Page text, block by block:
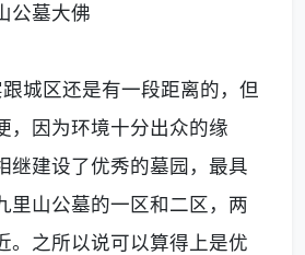
公墓大佛
城区还是有一段距离的，但
，因为环境十分出众的缘
继建设了优秀的墓园，最具
里山公墓的一区和二区，两
。之所以说可以算得上是优